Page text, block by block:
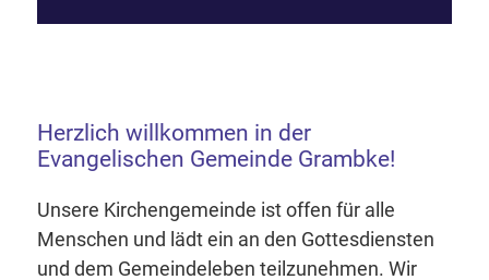
Herzlich willkommen in der
Evangelischen Gemeinde Grambke!
Unsere Kirchengemeinde ist offen für alle
Menschen und lädt ein an den Gottesdiensten
und dem Gemeindeleben teilzunehmen. Wir